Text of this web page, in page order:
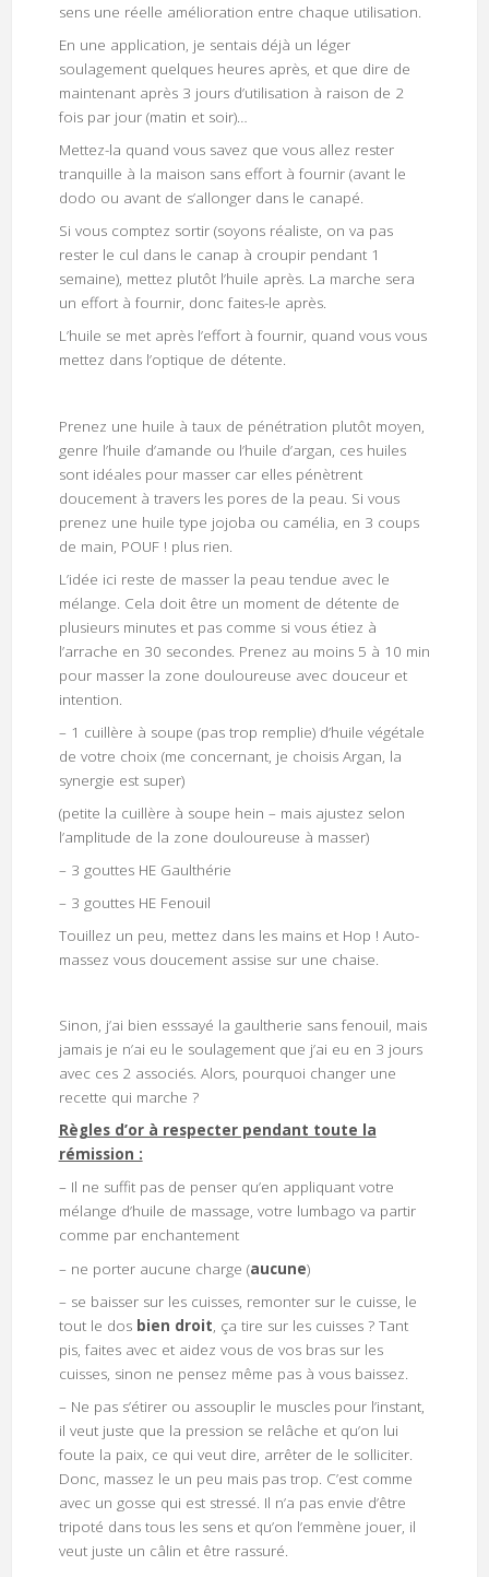
sens une réelle amélioration entre chaque utilisation.
En une application, je sentais déjà un léger
soulagement quelques heures après, et que dire de
maintenant après 3 jours d’utilisation à raison de 2
fois par jour (matin et soir)…
Mettez-la quand vous savez que vous allez rester
tranquille à la maison sans effort à fournir (avant le
dodo ou avant de s’allonger dans le canapé.
Si vous comptez sortir (soyons réaliste, on va pas
rester le cul dans le canap à croupir pendant 1
semaine), mettez plutôt l’huile après. La marche sera
un effort à fournir, donc faites-le après.
L’huile se met après l’effort à fournir, quand vous vous
mettez dans l’optique de détente.
Prenez une huile à taux de pénétration plutôt moyen,
genre l’huile d’amande ou l’huile d’argan, ces huiles
sont idéales pour masser car elles pénètrent
doucement à travers les pores de la peau. Si vous
prenez une huile type jojoba ou camélia, en 3 coups
de main, POUF ! plus rien.
L’idée ici reste de masser la peau tendue avec le
mélange. Cela doit être un moment de détente de
plusieurs minutes et pas comme si vous étiez à
l’arrache en 30 secondes. Prenez au moins 5 à 10 min
pour masser la zone douloureuse avec douceur et
intention.
– 1 cuillère à soupe (pas trop remplie) d’huile végétale
de votre choix (me concernant, je choisis Argan, la
synergie est super)
(petite la cuillère à soupe hein – mais ajustez selon
l’amplitude de la zone douloureuse à masser)
– 3 gouttes HE Gaulthérie
– 3 gouttes HE Fenouil
Touillez un peu, mettez dans les mains et Hop ! Auto-
massez vous doucement assise sur une chaise.
Sinon, j’ai bien esssayé la gaultherie sans fenouil, mais
jamais je n’ai eu le soulagement que j’ai eu en 3 jours
avec ces 2 associés. Alors, pourquoi changer une
recette qui marche ?
Règles d’or à respecter pendant toute la
rémission :
– Il ne suffit pas de penser qu’en appliquant votre
mélange d’huile de massage, votre lumbago va partir
comme par enchantement
– ne porter aucune charge (aucune)
– se baisser sur les cuisses, remonter sur le cuisse, le
tout le dos bien droit, ça tire sur les cuisses ? Tant
pis, faites avec et aidez vous de vos bras sur les
cuisses, sinon ne pensez même pas à vous baissez.
– Ne pas s’étirer ou assouplir le muscles pour l’instant,
il veut juste que la pression se relâche et qu’on lui
foute la paix, ce qui veut dire, arrêter de le solliciter.
Donc, massez le un peu mais pas trop. C’est comme
avec un gosse qui est stressé. Il n’a pas envie d’être
tripoté dans tous les sens et qu’on l’emmène jouer, il
veut juste un câlin et être rassuré.